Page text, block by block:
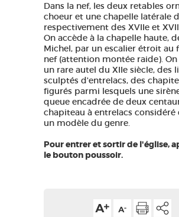
Dans la nef, les deux retables
choeur et une chapelle latérale
respectivement des XVIIe et
On accède à la chapelle haute,
Michel, par un escalier étroit au
nef (attention montée raide). On
un rare autel du XIIe siècle, des
sculptés d'entrelacs, des
figurés parmi lesquels une
queue encadrée de deux
chapiteau à entrelacs
un modèle du genre.
Pour entrer et sortir de l'église,
le bouton poussoir.